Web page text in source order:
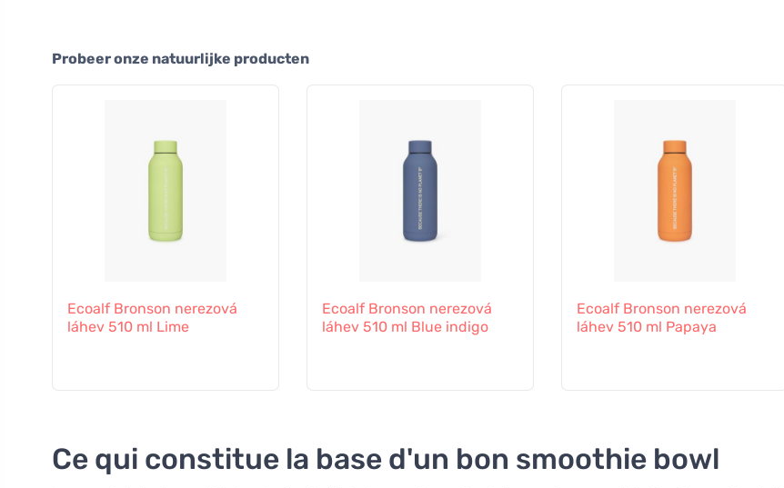
Probeer onze natuurlijke producten
Ecoalf Bronson nerezová
láhev 510 ml Lime
Ecoalf Bronson nerezová
láhev 510 ml Blue indigo
Ecoalf Bronson nerezová
láhev 510 ml Papaya
Ce qui constitue la base d'un bon smoothie bowl